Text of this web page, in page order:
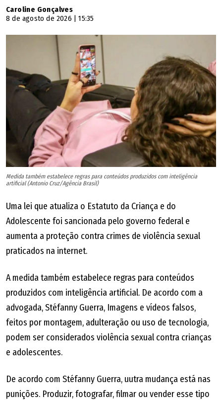
Caroline Gonçalves
8 de agosto de 2026 | 15:35
Medida também estabelece regras para conteúdos produzidos com inteligência
artificial (Antonio Cruz/Agência Brasil)
Uma lei que atualiza o Estatuto da Criança e do
Adolescente foi sancionada pelo governo federal e
aumenta a proteção contra crimes de violência sexual
praticados na internet.
A medida também estabelece regras para conteúdos
produzidos com inteligência artificial. De acordo com a
advogada, Stéfanny Guerra, Imagens e vídeos falsos,
feitos por montagem, adulteração ou uso de tecnologia,
podem ser considerados violência sexual contra crianças
e adolescentes.
De acordo com Stéfanny Guerra, uutra mudança está nas
punições. Produzir, fotografar, filmar ou vender esse tipo